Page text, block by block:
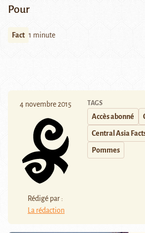
Pour
Fact 1 minute
4 novembre 2015
Rédigé par :
La rédaction
TAGS
Accès abonné
Central Asia
Pommes